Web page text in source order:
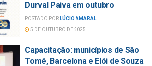
Durval Paiva em outubro
POSTADO POR LÚCIO AMARAL
5 DE OUTUBRO DE 2025
Capacitação: municípios de São
Tomé, Barcelona e Elói de Souza